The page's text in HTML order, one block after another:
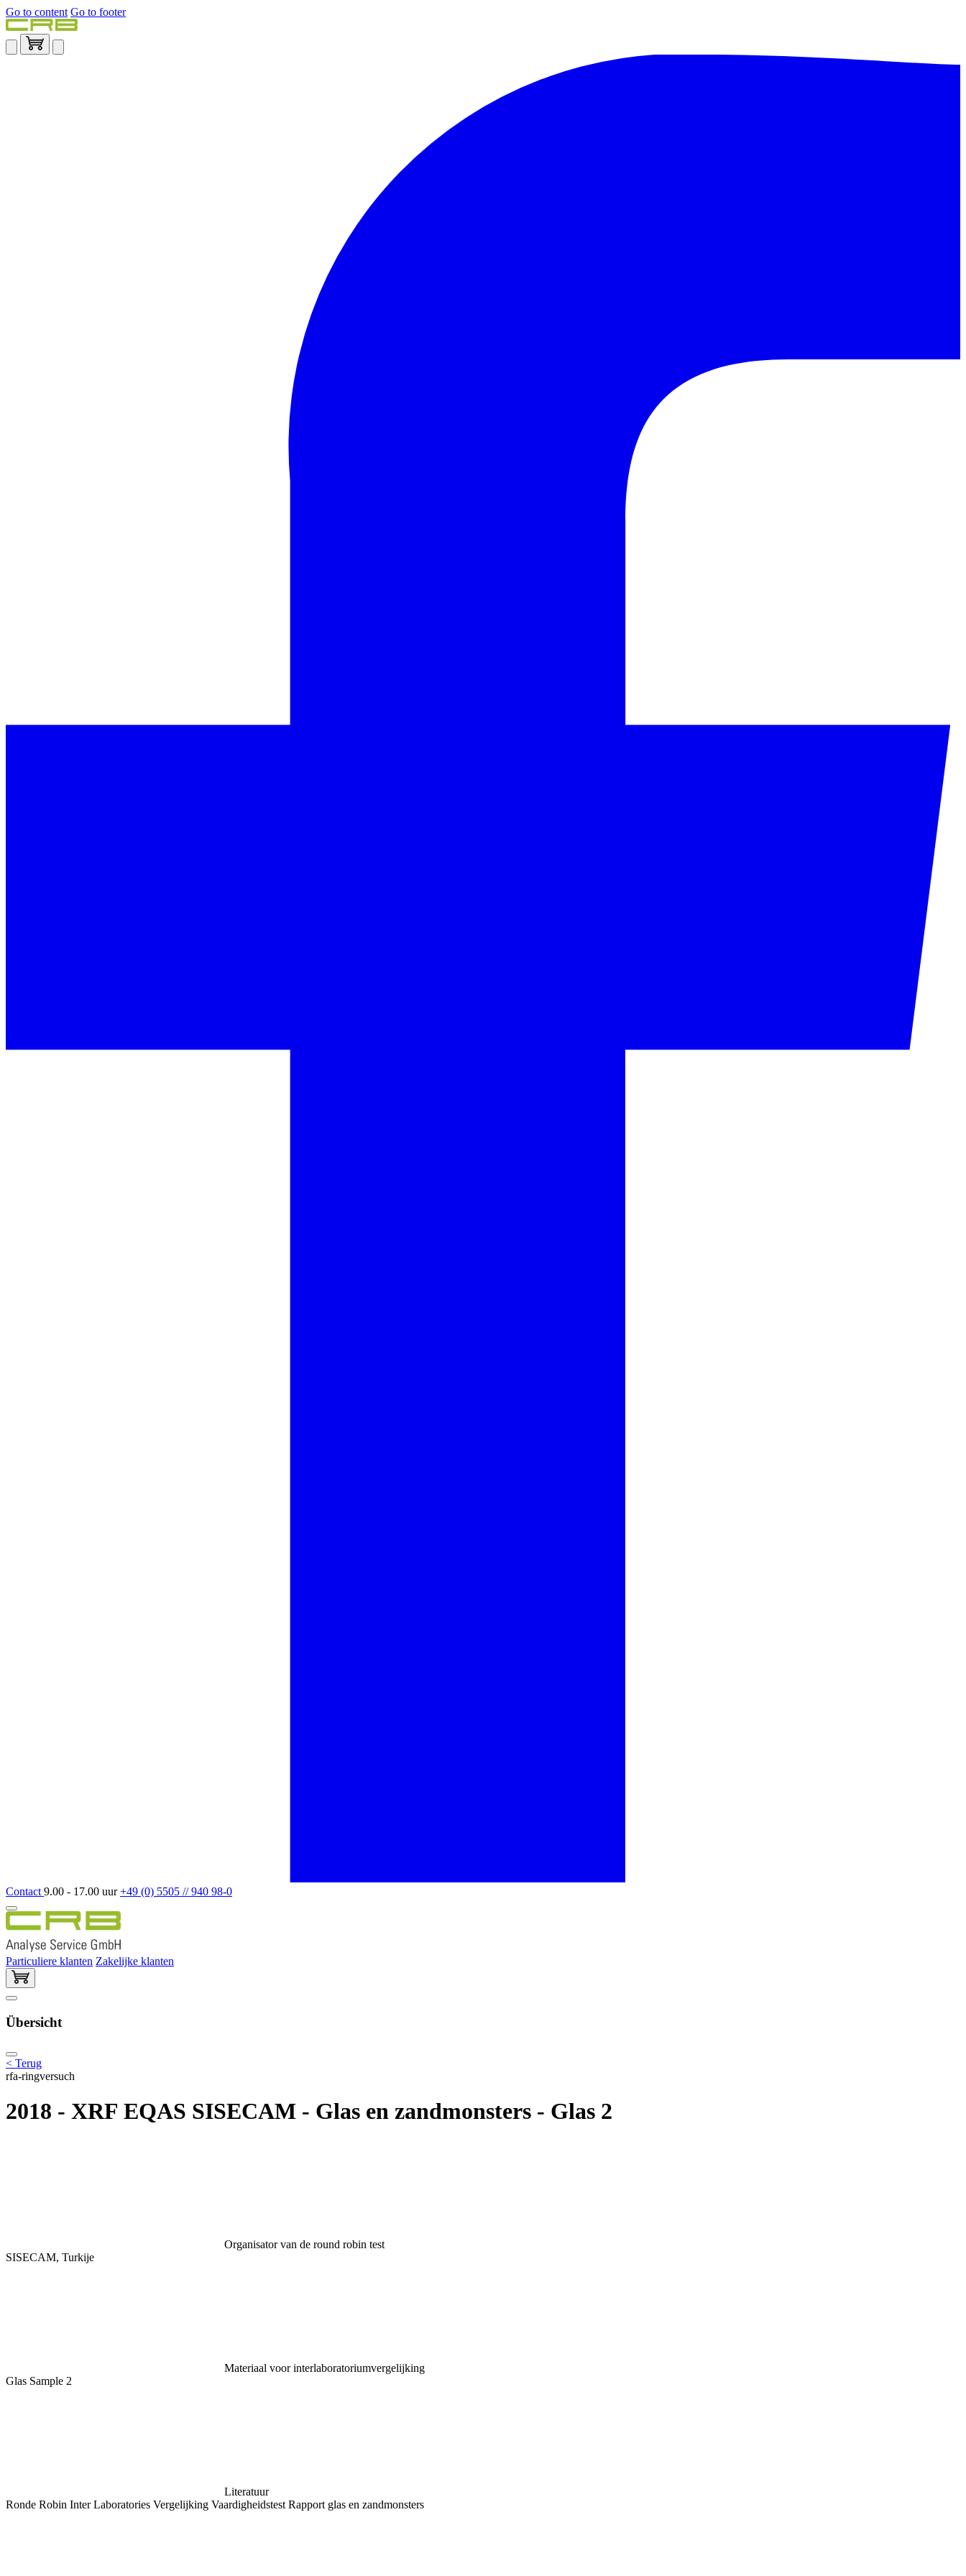
Go to content Go to footer
Contact 9.00 - 17.00 uur+49 (0) 5505 // 940 98-0
Particuliere klanten Zakelijke klanten
Übersicht
< Terug
rfa-ringversuch
2018 - XRF EQAS SISECAM - Glas en zandmonsters - Glas 2
Organisator van de round robin test
SISECAM, Turkije
Materiaal voor interlaboratoriumvergelijking
Glas Sample 2
Literatuur
Ronde Robin Inter Laboratories Vergelijking Vaardigheidstest Rapport glas en zandmonsters